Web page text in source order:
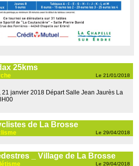
25kms
Le 21/01/2018
21 janvier 2018 Départ Salle Jean Jaurès La
de La Brosse
Le 29/04/2018
_ Village de La Brosse
Le 29/04/2018